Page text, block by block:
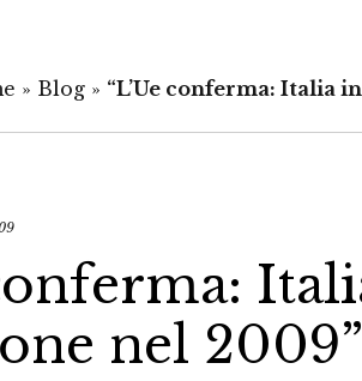
» Blog » “L’Ue conferma: Italia
nel 2009”